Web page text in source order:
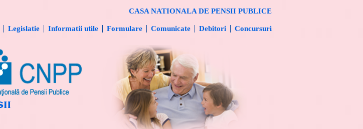
CASA NATIONALA DE PENSII PUBLICE
Legislatie Informatii utile Formulare Comunicate Debitori Concursuri